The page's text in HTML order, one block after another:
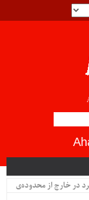
در خارج از محدوده‌ی